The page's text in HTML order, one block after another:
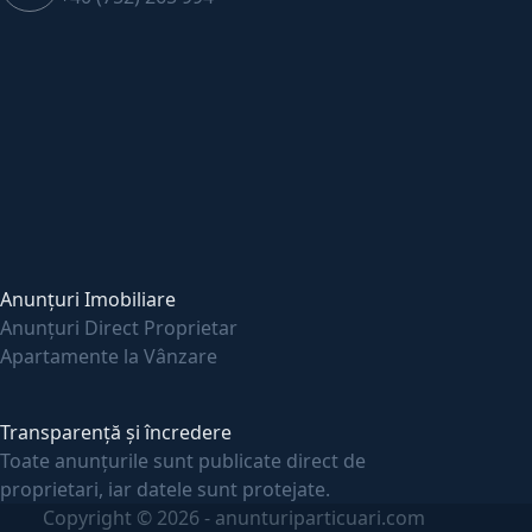
Anunțuri Imobiliare
Anunțuri Direct Proprietar
Apartamente la Vânzare
Transparență și încredere
Toate anunțurile sunt publicate direct de
proprietari, iar datele sunt protejate.
Copyright © 2026 - anunturiparticuari.com